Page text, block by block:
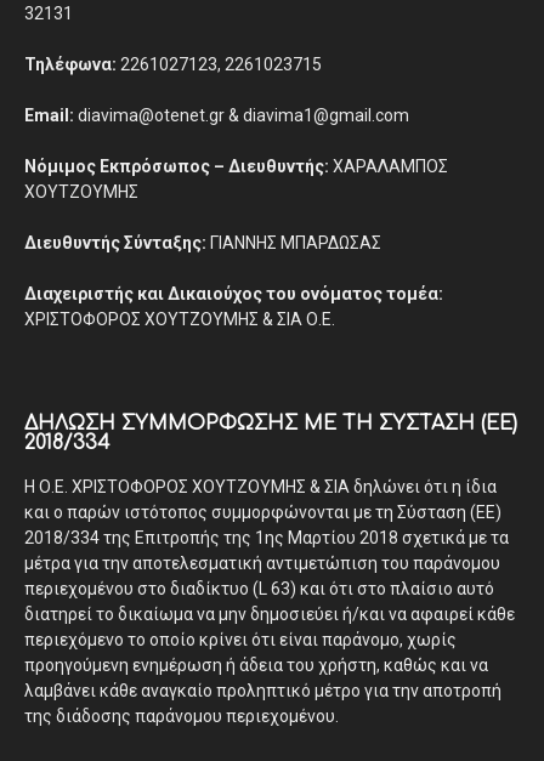
32131
Τηλέφωνα: 2261027123, 2261023715
Email: diavima@otenet.gr & diavima1@gmail.com
Νόμιμος Εκπρόσωπος – Διευθυντής: ΧΑΡΑΛΑΜΠΟΣ
ΧΟΥΤΖΟΥΜΗΣ
Διευθυντής Σύνταξης: ΓΙΑΝΝΗΣ ΜΠΑΡΔΩΣΑΣ
Διαχειριστής και Δικαιούχος του ονόματος τομέα:
ΧΡΙΣΤΟΦΟΡΟΣ ΧΟΥΤΖΟΥΜΗΣ & ΣΙΑ Ο.Ε.
ΔΉΛΩΣΗ ΣΥΜΜΌΡΦΩΣΗΣ ΜΕ ΤΗ ΣΎΣΤΑΣΗ (ΕΕ)
2018/334
Η Ο.Ε. ΧΡΙΣΤΟΦΟΡΟΣ ΧΟΥΤΖΟΥΜΗΣ & ΣΙΑ δηλώνει ότι η ίδια
και ο παρών ιστότοπος συμμορφώνονται με τη Σύσταση (ΕΕ)
2018/334 της Επιτροπής της 1ης Μαρτίου 2018 σχετικά με τα
μέτρα για την αποτελεσματική αντιμετώπιση του παράνομου
περιεχομένου στο διαδίκτυο (L 63) και ότι στο πλαίσιο αυτό
διατηρεί το δικαίωμα να μην δημοσιεύει ή/και να αφαιρεί κάθε
περιεχόμενο το οποίο κρίνει ότι είναι παράνομο, χωρίς
προηγούμενη ενημέρωση ή άδεια του χρήστη, καθώς και να
λαμβάνει κάθε αναγκαίο προληπτικό μέτρο για την αποτροπή
της διάδοσης παράνομου περιεχομένου.